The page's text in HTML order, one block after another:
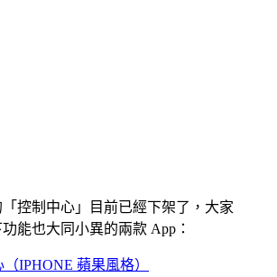
控制中心」目前已經下架了，大家
能也大同小異的兩款 App：
IPHONE 蘋果風格）